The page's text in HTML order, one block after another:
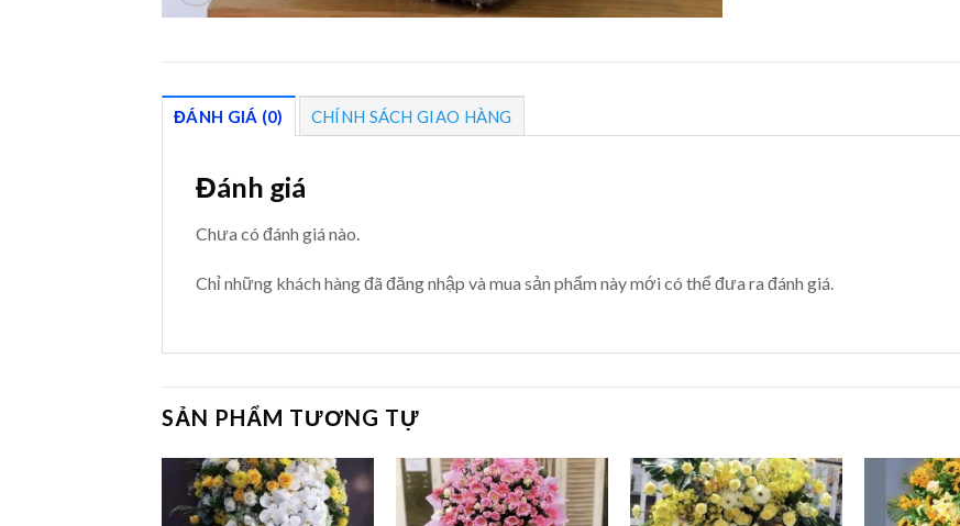
ĐÁNH GIÁ (0) CHÍNH SÁCH GIAO HÀNG
Đánh giá
Chưa có đánh giá nào.
Chỉ những khách hàng đã đăng nhập và mua sản phẩm này mới có thể đưa ra đánh giá.
SẢN PHẨM TƯƠNG TỰ